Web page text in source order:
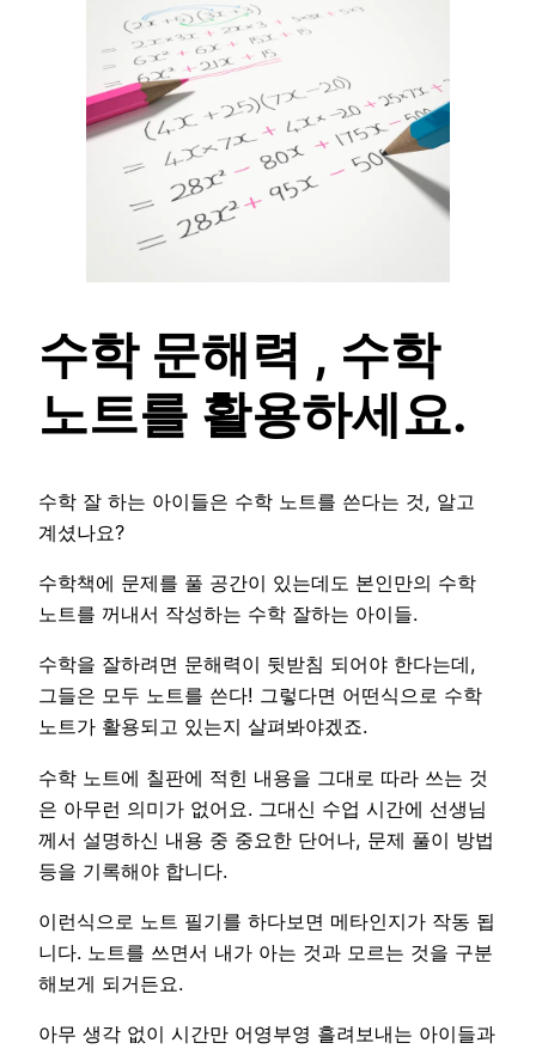
수학 문해력 , 수학
노트를 활용하세요.
수학 잘 하는 아이들은 수학 노트를 쓴다는 것, 알고
계셨나요?
수학책에 문제를 풀 공간이 있는데도 본인만의 수학
노트를 꺼내서 작성하는 수학 잘하는 아이들.
수학을 잘하려면 문해력이 뒷받침 되어야 한다는데,
그들은 모두 노트를 쓴다! 그렇다면 어떤식으로 수학
노트가 활용되고 있는지 살펴봐야겠죠.
수학 노트에 칠판에 적힌 내용을 그대로 따라 쓰는 것
은 아무런 의미가 없어요. 그대신 수업 시간에 선생님
께서 설명하신 내용 중 중요한 단어나, 문제 풀이 방법
등을 기록해야 합니다.
이런식으로 노트 필기를 하다보면 메타인지가 작동 됩
니다. 노트를 쓰면서 내가 아는 것과 모르는 것을 구분
해보게 되거든요.
아무 생각 없이 시간만 어영부영 흘려보내는 아이들과